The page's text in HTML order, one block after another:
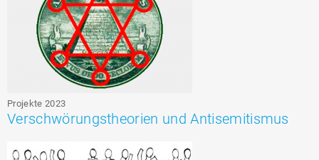
Projekte 2023
Verschwörungstheorien und Antisemitismus